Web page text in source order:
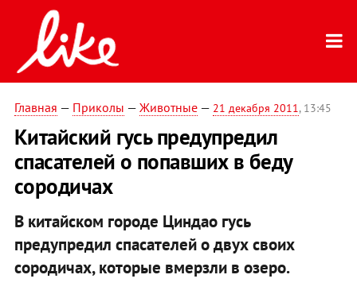
Главная — Приколы — Животные— 21 декабря 2011, 13:45
Китайский гусь предупредил
спасателей о попавших в беду
сородичах
В китайском городе Циндао гусь
предупредил спасателей о двух своих
сородичах, которые вмерзли в озеро.